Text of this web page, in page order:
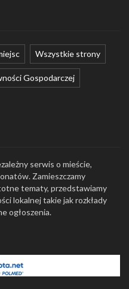
Wszystkie strony
Gospodarczej
serwis o mieście,
Zamieszczamy
tematy, przedstawiamy
lokalnej takie jak rozkłady
ogłoszenia.